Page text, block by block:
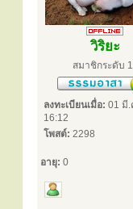
วิริยะ
สมาชิกระดับ
ลงทะเบียนเมื่อ: 01 มี.
16:12
โพสต์: 2298
อายุ: 0